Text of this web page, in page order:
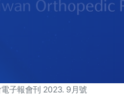
子報會刊 2023. 9月號